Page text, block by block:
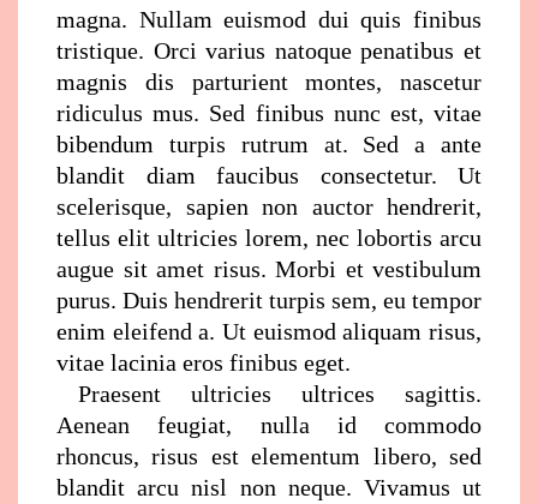
magna. Nullam euismod dui quis finibus
tristique. Orci varius natoque penatibus et
magnis dis parturient montes, nascetur
ridiculus mus. Sed finibus nunc est, vitae
bibendum turpis rutrum at. Sed a ante
blandit diam faucibus consectetur. Ut
scelerisque, sapien non auctor hendrerit,
tellus elit ultricies lorem, nec lobortis arcu
augue sit amet risus. Morbi et vestibulum
purus. Duis hendrerit turpis sem, eu tempor
enim eleifend a. Ut euismod aliquam risus,
vitae lacinia eros finibus eget.
Praesent ultricies ultrices sagittis.
Aenean feugiat, nulla id commodo
rhoncus, risus est elementum libero, sed
blandit arcu nisl non neque. Vivamus ut